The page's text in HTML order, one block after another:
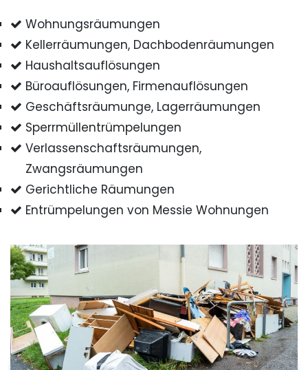
Wohnungsräumungen
Kellerräumungen, Dachbodenräumungen
Haushaltsauflösungen
Büroauflösungen, Firmenauflösungen
Geschäftsräumunge, Lagerräumungen
Sperrmüllentrümpelungen
Verlassenschaftsräumungen,
Zwangsräumungen
Gerichtliche Räumungen
Entrümpelungen von Messie Wohnungen